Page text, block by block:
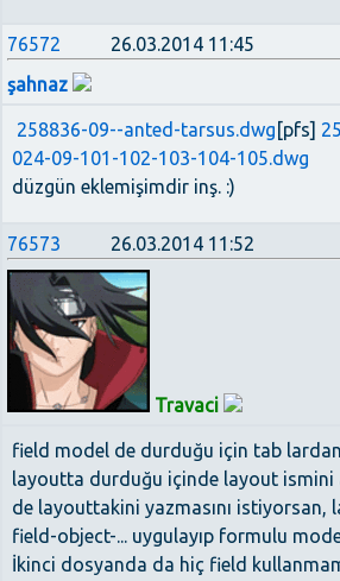
76572
26.03.2014 11:45
şahnaz
258836-09--anted-tarsus.dwg [pfs]
024-09-101-102-103-104-105.dwg
düzgün eklemişimdir inş. :)
76573 26.03.2014 11:52
Travaci
field model de durduğu için tab
layoutta durduğu içinde layout ismini
de layouttakini yazmasını istiyorsan,
field-object-... uygulayıp formulu
İkinci dosyanda da hiç field